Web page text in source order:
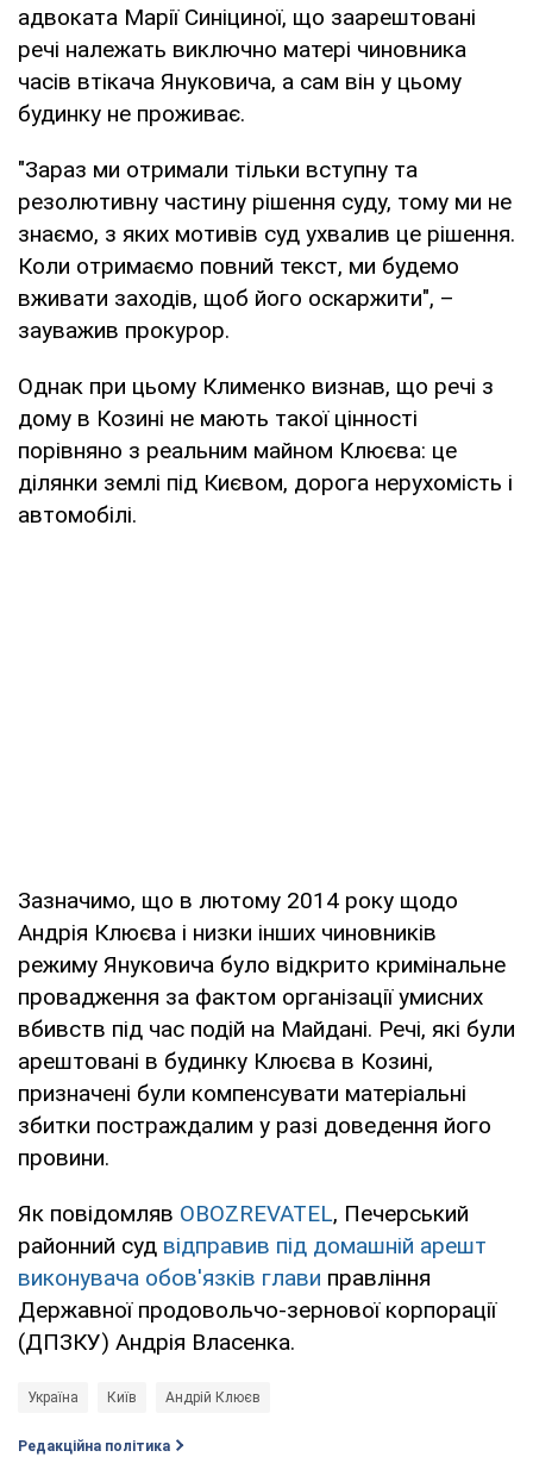
адвоката Марії Синіциної, що заарештовані
речі належать виключно матері чиновника
часів втікача Януковича, а сам він у цьому
будинку не проживає.
"Зараз ми отримали тільки вступну та
резолютивну частину рішення суду, тому ми не
знаємо, з яких мотивів суд ухвалив це рішення.
Коли отримаємо повний текст, ми будемо
вживати заходів, щоб його оскаржити", –
зауважив прокурор.
Однак при цьому Клименко визнав, що речі з
дому в Козині не мають такої цінності
порівняно з реальним майном Клюєва: це
ділянки землі під Києвом, дорога нерухомість і
автомобілі.
Зазначимо, що в лютому 2014 року щодо
Андрія Клюєва і низки інших чиновників
режиму Януковича було відкрито кримінальне
провадження за фактом організації умисних
вбивств під час подій на Майдані. Речі, які були
арештовані в будинку Клюєва в Козині,
призначені були компенсувати матеріальні
збитки постраждалим у разі доведення його
провини.
Як повідомляв OBOZREVATEL, Печерський
районний суд відправив під домашній арешт
виконувача обов'язків глави правління
Державної продовольчо-зернової корпорації
(ДПЗКУ) Андрія Власенка.
Україна Київ Андрій Клюєв
Редакційна політика